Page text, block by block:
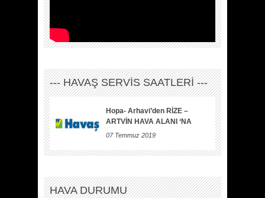
--- HAVAŞ SERVİS SAATLERİ ---
Hopa- Arhavi’den RİZE –
ARTVİN HAVA ALANI ‘NA
07 Temmuz 2019
HAVA DURUMU